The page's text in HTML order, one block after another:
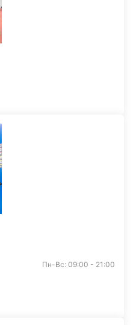
Пн-Вс: 09:00 - 21:00